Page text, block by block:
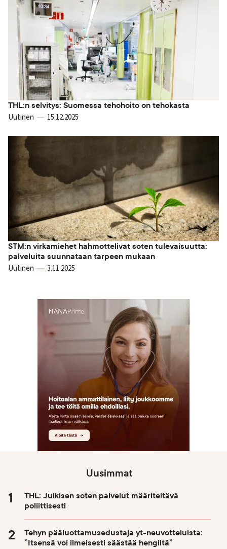
THL:n selvitys: Suomessa tehohoito on tehokasta
Uutinen 15.12.2025
STM:n virkamiehet hahmottelivat soten tulevaisuutta:
palveluita suunnataan tarpeen mukaan
Uutinen 3.11.2025
Uusimmat
THL: Julkisen soten palvelut määriteltävä
poliittisesti
Tehyn pääluottamusedustaja yt-neuvotteluista:
”Itsensä voi ilmeisesti säästää hengiltä”